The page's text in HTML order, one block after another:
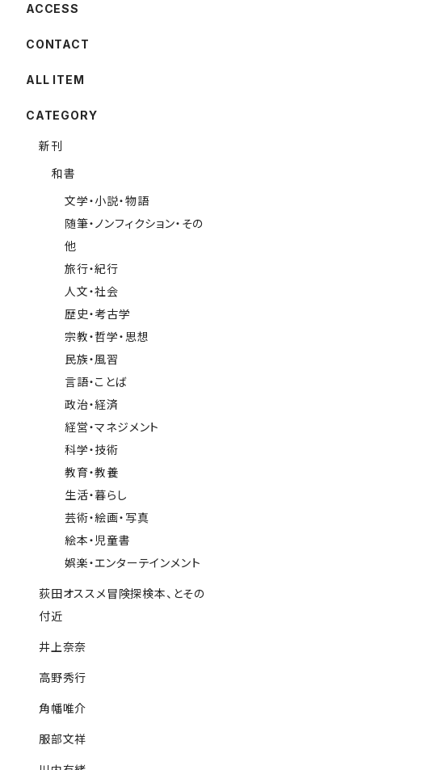
ACCESS
CONTACT
ALL ITEM
CATEGORY
新刊
和書
文学・小説・物語
随筆・ノンフィクション・その
他
旅行・紀行
人文・社会
歴史・考古学
宗教・哲学・思想
民族・風習
言語・ことば
政治・経済
経営・マネジメント
科学・技術
教育・教養
生活・暮らし
芸術・絵画・写真
絵本・児童書
娯楽・エンターテインメント
荻田オススメ冒険探検本、とその
付近
井上奈奈
高野秀行
角幡唯介
服部文祥